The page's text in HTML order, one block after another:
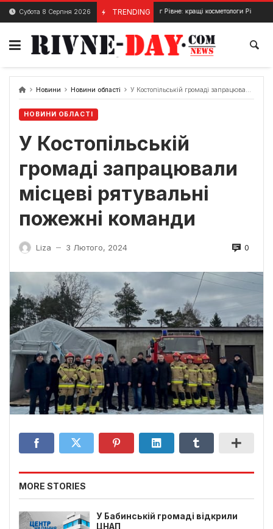
Skip
content
Субота 8 Серпня 2026 TRENDING
10 Березня, 2024 Косметолог Рівне: кращі косметологи Рівного
Новини Новини області У Костопільській громаді запрацювали місцеві рятувальні пожежні команди
НОВИНИ ОБЛАСТІ
У Костопільській
громаді запрацювали
місцеві рятувальні
пожежні команди
Liza — 3 Лютого, 2024 0
MORE STORIES
У Бабинській громаді відкрили
ЦНАП